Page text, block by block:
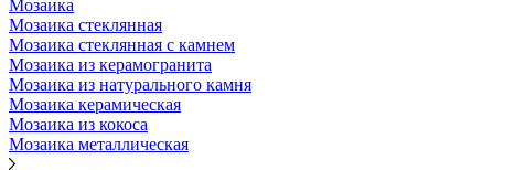
Мозаика
Мозаика стеклянная
Мозаика стеклянная с камнем
Мозаика из керамогранита
Мозаика из натурального камня
Мозаика керамическая
Мозаика из кокоса
Мозаика металлическая